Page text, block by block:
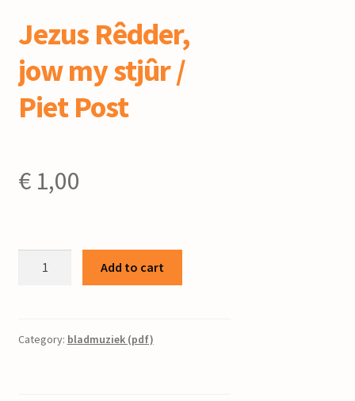
Jezus Rêdder,
jow my stjûr /
Piet Post
€1,00
stjûr
Add to cart
Category: bladmuziek (pdf)